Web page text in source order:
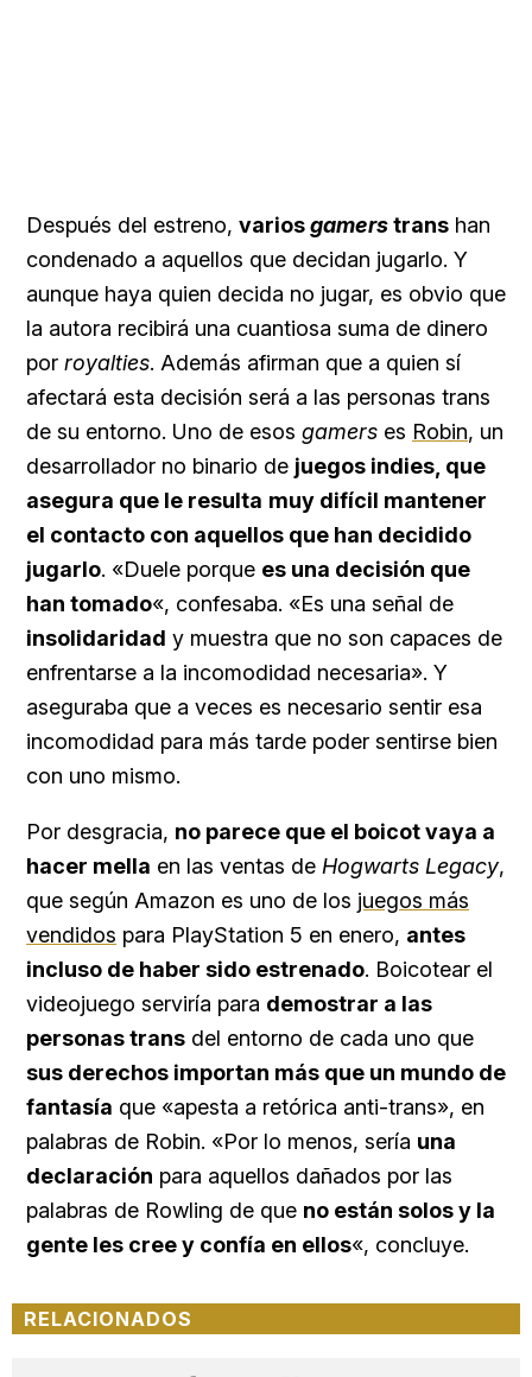
Después del estreno, variosgamerstrans han
condenado a aquellos que decidan jugarlo. Y
aunque haya quien decida no jugar, es obvio que
la autora recibirá una cuantiosa suma de dinero
por royalties. Además afirman que a quien sí
afectará esta decisión será a las personas trans
de su entorno. Uno de esos gamers es Robin, un
desarrollador no binario de juegos indies, que
asegura que le resulta muy difícil mantener
el contacto con aquellos que han decidido
jugarlo. «Duele porque es una decisión que
han tomado«, confesaba. «Es una señal de
insolidaridad y muestra que no son capaces de
enfrentarse a la incomodidad necesaria». Y
aseguraba que a veces es necesario sentir esa
incomodidad para más tarde poder sentirse bien
con uno mismo.
Por desgracia, no parece que el boicot vaya a
hacer mella en las ventas de Hogwarts Legacy,
que según Amazon es uno de los juegos más
vendidos para PlayStation 5 en enero, antes
incluso de haber sido estrenado. Boicotear el
videojuego serviría para demostrar a las
personas trans del entorno de cada uno que
sus derechos importan más que un mundo de
fantasía que «apesta a retórica anti-trans», en
palabras de Robin. «Por lo menos, sería una
declaración para aquellos dañados por las
palabras de Rowling de que no están solos y la
gente les cree y confía en ellos«, concluye.
RELACIONADOS